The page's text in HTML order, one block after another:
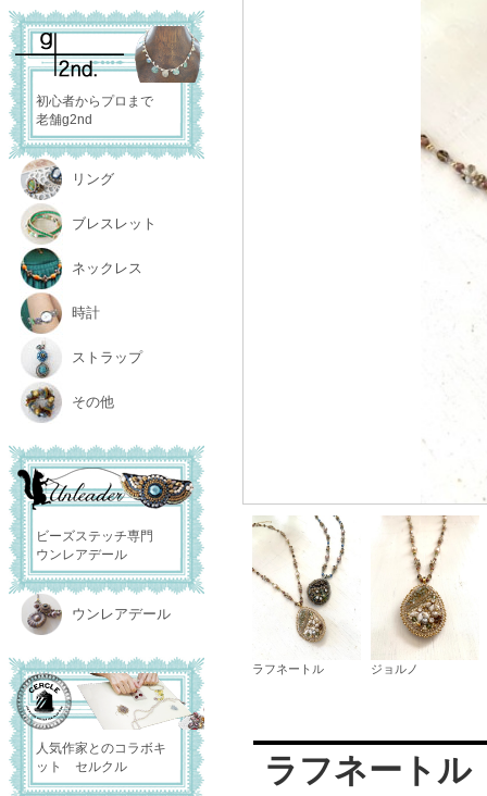
ラフネートル ジョルノ
ラフネートル
初心者からプロまで
老舗g2nd
リング
ブレスレット
ネックレス
時計
ストラップ
その他
ビーズステッチ専門
ウンレアデール
ウンレアデール
人気作家とのコラボキ
ット セルクル